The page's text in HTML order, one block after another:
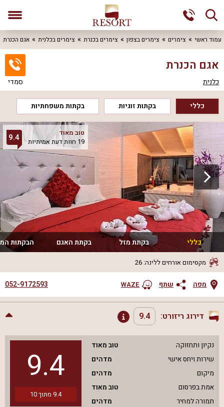
עמוד ראשי צימרים צימרים בצפון צימרים בכנרת צימרים בכלנית אגם הכנרת
אגם הכנרת
כלנית סמדי
כללי בקתות זוגיות בקתות משפחתיות
טוב מאוד
19 חוות דעת אמיתיות
9.4
כללי בקתת מזל בקתת האגם הבקתות
מקסימום אורחים ללינה:
26
מפה שתף WAZE
052-9172593
דירוג ריזורט: 9.4
נקיון ותחזוקה
טוב מאוד
שירות ויחס אישי
מדהים
מיקום
מדהים
אמת בפרסום
טוב מאוד
תמורה למחיר
מדהים
9.4
9.4 מתוך10